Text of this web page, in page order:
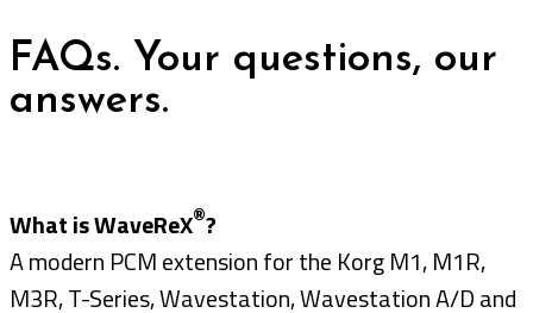
FAQs. Your questions, our
answers.
What is WaveReX®?
A modern PCM extension for the Korg M1, M1R,
M3R, T-Series, Wavestation, Wavestation A/D and